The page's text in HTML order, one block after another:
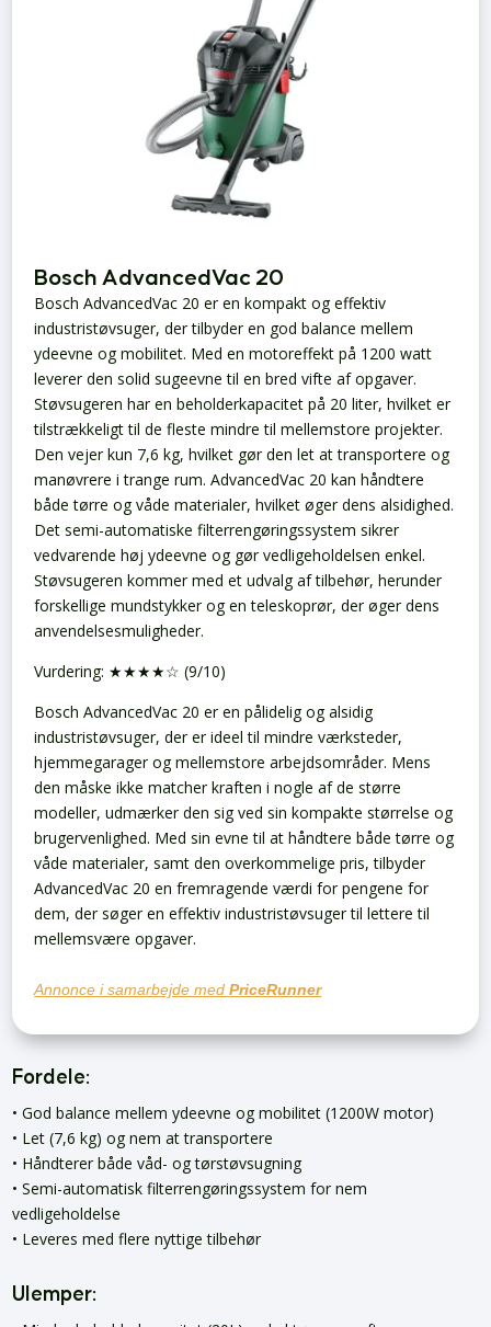
Bosch AdvancedVac 20
Bosch AdvancedVac 20 er en kompakt og effektiv
industristøvsuger, der tilbyder en god balance mellem
ydeevne og mobilitet. Med en motoreffekt på 1200 watt
leverer den solid sugeevne til en bred vifte af opgaver.
Støvsugeren har en beholderkapacitet på 20 liter, hvilket er
tilstrækkeligt til de fleste mindre til mellemstore projekter.
Den vejer kun 7,6 kg, hvilket gør den let at transportere og
manøvrere i trange rum. AdvancedVac 20 kan håndtere
både tørre og våde materialer, hvilket øger dens alsidighed.
Det semi-automatiske filterrengøringssystem sikrer
vedvarende høj ydeevne og gør vedligeholdelsen enkel.
Støvsugeren kommer med et udvalg af tilbehør, herunder
forskellige mundstykker og en teleskoprør, der øger dens
anvendelsesmuligheder.
Vurdering: ★★★★☆ (9/10)
Bosch AdvancedVac 20 er en pålidelig og alsidig
industristøvsuger, der er ideel til mindre værksteder,
hjemmegarager og mellemstore arbejdsområder. Mens
den måske ikke matcher kraften i nogle af de større
modeller, udmærker den sig ved sin kompakte størrelse og
brugervenlighed. Med sin evne til at håndtere både tørre og
våde materialer, samt den overkommelige pris, tilbyder
AdvancedVac 20 en fremragende værdi for pengene for
dem, der søger en effektiv industristøvsuger til lettere til
mellemsvære opgaver.
Annonce i samarbejde medPriceRunner
Fordele:
• God balance mellem ydeevne og mobilitet (1200W motor)
• Let (7,6 kg) og nem at transportere
• Håndterer både våd- og tørstøvsugning
• Semi-automatisk filterrengøringssystem for nem
vedligeholdelse
• Leveres med flere nyttige tilbehør
Ulemper: